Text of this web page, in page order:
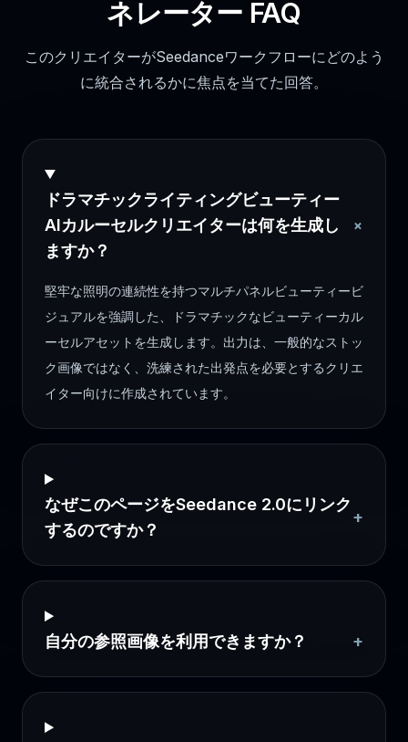
ネレーター FAQ
このクリエイターがSeedanceワークフローにどのよう
に統合されるかに焦点を当てた回答。
ドラマチックライティングビューティー
AIカルーセルクリエイターは何を生成し
ますか？
+
堅牢な照明の連続性を持つマルチパネルビューティービ
ジュアルを強調した、ドラマチックなビューティーカル
ーセルアセットを生成します。出力は、一般的なストッ
ク画像ではなく、洗練された出発点を必要とするクリエ
イター向けに作成されています。
なぜこのページをSeedance 2.0にリンク
するのですか？
+
自分の参照画像を利用できますか？ +